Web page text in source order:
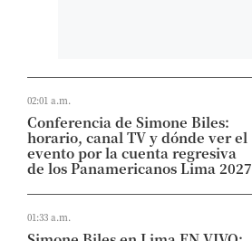
02:01 a.m.
Conferencia de Simone Biles:
horario, canal TV y dónde ver el
evento por la cuenta regresiva
de los Panamericanos Lima 2027
01:33 a.m.